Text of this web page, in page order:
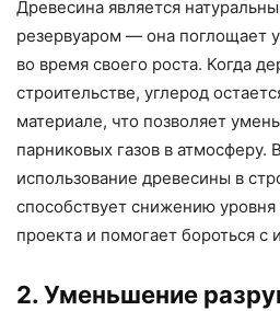
Древесина является
резервуаром — она поглощает
во время своего роста. Когда
строительстве, углерод
материале, что позволяет
парниковых газов в атмосферу.
использование древесины в
способствует снижению уровня
проекта и помогает бороться с
2. Уменьшение